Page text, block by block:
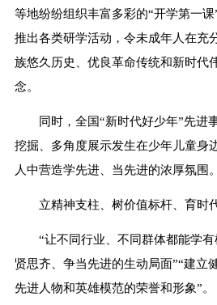
等地纷纷组织丰富多彩的“开学第一课
推出各类研学活动，令未成年人在充
族悠久历史、优良革命传统和新时代
念。
同时，全国“新时代好少年”先进
挖掘、多角度展示发生在少年儿童身
人中营造学先进、当先进的浓厚氛围。
立精神支柱、树价值标杆、育时
“让不同行业、不同群体都能学
贤思齐、争当先进的生动局面”“建立
先进人物和英雄模范的荣誉和形象”